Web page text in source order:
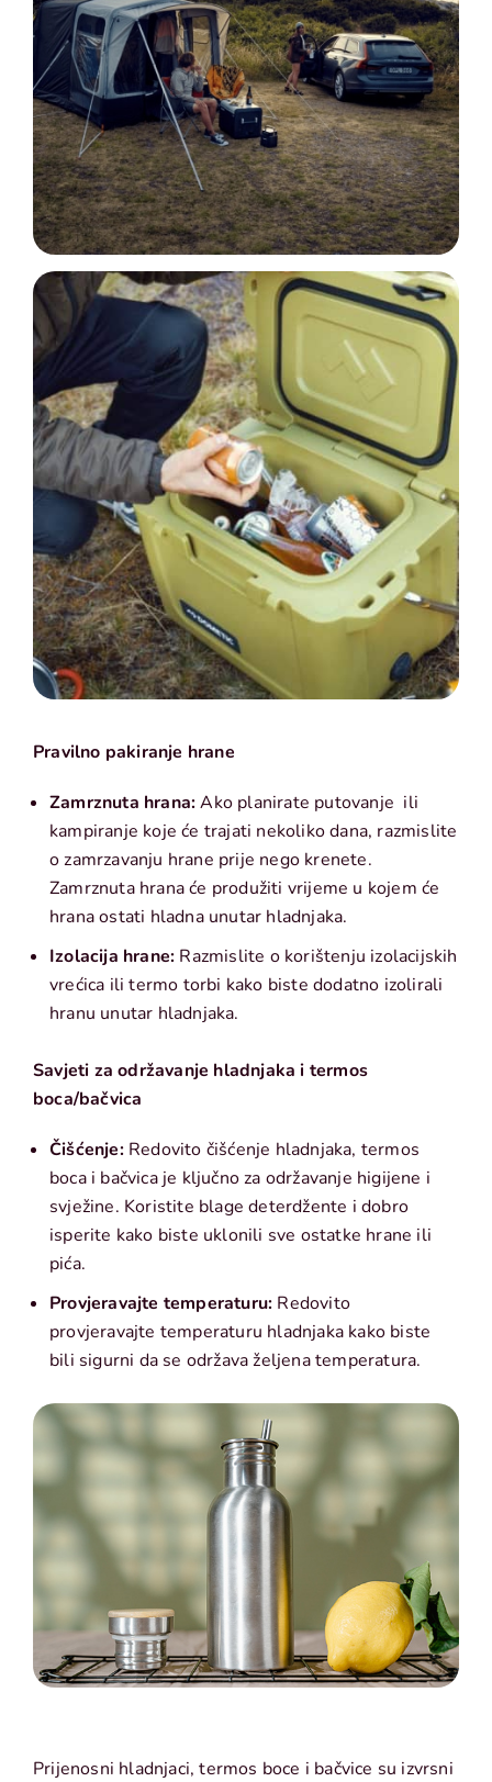
Pravilno pakiranje hrane
Zamrznuta hrana:Ako planirate putovanje ili
kampiranje koje će trajati nekoliko dana, razmislite
o zamrzavanju hrane prije nego krenete.
Zamrznuta hrana će produžiti vrijeme u kojem će
hrana ostati hladna unutar hladnjaka.
Izolacija hrane: Razmislite o korištenju izolacijskih
vrećica ili termo torbi kako biste dodatno izolirali
hranu unutar hladnjaka.
Savjeti za održavanje hladnjaka i termos
boca/bačvica
Čišćenje:Redovito čišćenje hladnjaka, termos
boca i bačvica je ključno za održavanje higijene i
svježine. Koristite blage deterdžente i dobro
isperite kako biste uklonili sve ostatke hrane ili
pića.
Provjeravajte temperaturu: Redovito
provjeravajte temperaturu hladnjaka kako biste
bili sigurni da se održava željena temperatura.
Prijenosni hladnjaci, termos boce i bačvice su izvrsni